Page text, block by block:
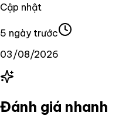
Cập nhật
5 ngày trước
03/08/2026
Đánh giá nhanh